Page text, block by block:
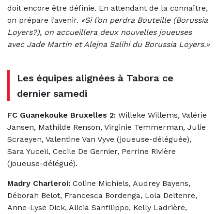
doit encore être définie. En attendant de la connaître,
on prépare l’avenir. «Si l’on perdra Bouteille (Borussia
Loyers?), on accueillera deux nouvelles joueuses
avec Jade Martin et Alejna Salihi du Borussia Loyers.»
Les équipes alignées à Tabora ce
dernier samedi
FC Guanekouke Bruxelles 2: Willeke Willems, Valérie
Jansen, Mathilde Renson, Virginie Temmerman, Julie
Scraeyen, Valentine Van Vyve (joueuse-déléguée),
Sara Yuceil, Cecile De Gernier, Perrine Rivière
(joueuse-délégué).
Madry Charleroi: Coline Michiels, Audrey Bayens,
Déborah Belot, Francesca Bordenga, Lola Deltenre,
Anne-Lyse Dick, Alicia Sanfilippo, Kelly Ladrière,